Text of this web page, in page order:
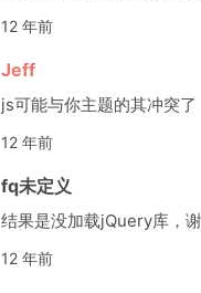
12 年前
Jeff
js可能与你主题的其冲突
12 年前
fq未定义
结果是没加载jQuery库，谢
12 年前